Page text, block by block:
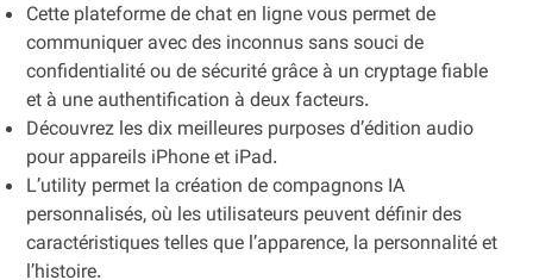
Cette plateforme de chat en ligne vous permet de
communiquer avec des inconnus sans souci de
confidentialité ou de sécurité grâce à un cryptage fiable
et à une authentification à deux facteurs.
Découvrez les dix meilleures purposes d’édition audio
pour appareils iPhone et iPad.
L’utility permet la création de compagnons IA
personnalisés, où les utilisateurs peuvent définir des
caractéristiques telles que l’apparence, la personnalité et
l’histoire.